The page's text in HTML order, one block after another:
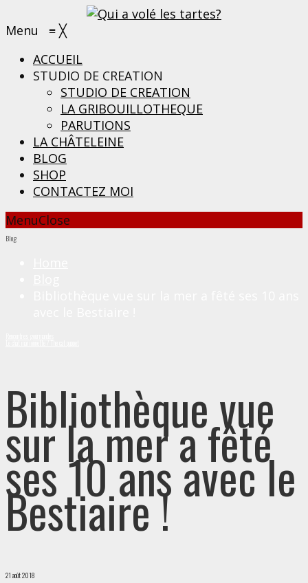
Menu ≡ ╳
ACCUEIL
STUDIO DE CREATION
STUDIO DE CREATION
LA GRIBOUILLOTHEQUE
PARUTIONS
LA CHÂTELEINE
BLOG
SHOP
CONTACTEZ MOI
MenuClose
Blog
Bibliothèque vue
sur la mer a fêté
ses 10 ans avec le
Bestiaire !
21 août 2018